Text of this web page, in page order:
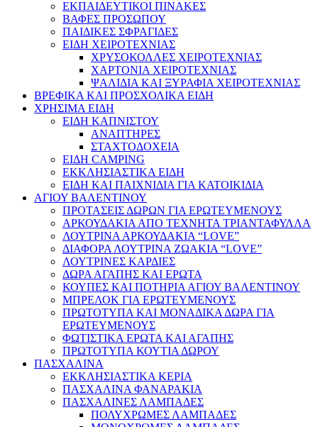
ΕΚΠΑΙΔΕΥΤΙΚΟΙ ΠΙΝΑΚΕΣ
ΒΑΦΕΣ ΠΡΟΣΩΠΟΥ
ΠΑΙΔΙΚΕΣ ΣΦΡΑΓΙΔΕΣ
ΕΙΔΗ ΧΕΙΡΟΤΕΧΝΙΑΣ
ΧΡΥΣΟΚΟΛΛΕΣ ΧΕΙΡΟΤΕΧΝΙΑΣ
ΧΑΡΤΟΝΙΑ ΧΕΙΡΟΤΕΧΝΙΑΣ
ΨΑΛΙΔΙΑ ΚΑΙ ΞΥΡΑΦΙΑ ΧΕΙΡΟΤΕΧΝΙΑΣ
ΒΡΕΦΙΚΑ ΚΑΙ ΠΡΟΣΧΟΛΙΚΑ ΕΙΔΗ
ΧΡΗΣΙΜΑ ΕΙΔΗ
ΕΙΔΗ ΚΑΠΝΙΣΤΟΥ
ΑΝΑΠΤΗΡΕΣ
ΣΤΑΧΤΟΔΟΧΕΙΑ
ΕΙΔΗ CAMPING
ΕΚΚΛΗΣΙΑΣΤΙΚΑ ΕΙΔΗ
ΕΙΔΗ ΚΑΙ ΠΑΙΧΝΙΔΙΑ ΓΙΑ ΚΑΤΟΙΚΙΔΙΑ
ΑΓΙΟΥ ΒΑΛΕΝΤΙΝΟΥ
ΠΡΟΤΑΣΕΙΣ ΔΩΡΩΝ ΓΙΑ ΕΡΩΤΕΥΜΕΝΟΥΣ
ΑΡΚΟΥΔΑΚΙΑ ΑΠΟ ΤΕΧΝΗΤΑ ΤΡΙΑΝΤΑΦΥΛΛΑ
ΛΟΥΤΡΙΝΑ ΑΡΚΟΥΔΑΚΙΑ “LOVE”
ΔΙΑΦΟΡΑ ΛΟΥΤΡΙΝΑ ΖΩΑΚΙΑ “LOVE”
ΛΟΥΤΡΙΝΕΣ ΚΑΡΔΙΕΣ
ΔΩΡΑ ΑΓΑΠΗΣ ΚΑΙ ΕΡΩΤΑ
ΚΟΥΠΕΣ ΚΑΙ ΠΟΤΗΡΙΑ ΑΓΙΟΥ ΒΑΛΕΝΤΙΝΟΥ
ΜΠΡΕΛΟΚ ΓΙΑ ΕΡΩΤΕΥΜΕΝΟΥΣ
ΠΡΩΤΟΤΥΠΑ ΚΑΙ ΜΟΝΑΔΙΚΑ ΔΩΡΑ ΓΙΑ
ΕΡΩΤΕΥΜΕΝΟΥΣ
ΦΩΤΙΣΤΙΚΑ ΕΡΩΤΑ ΚΑΙ ΑΓΑΠΗΣ
ΠΡΩΤΟΤΥΠΑ ΚΟΥΤΙΑ ΔΩΡΟΥ
ΠΑΣΧΑΛΙΝΑ
ΕΚΚΛΗΣΙΑΣΤΙΚΑ ΚΕΡΙΑ
ΠΑΣΧΑΛΙΝΑ ΦΑΝΑΡΑΚΙΑ
ΠΑΣΧΑΛΙΝΕΣ ΛΑΜΠΑΔΕΣ
ΠΟΛΥΧΡΩΜΕΣ ΛΑΜΠΑΔΕΣ